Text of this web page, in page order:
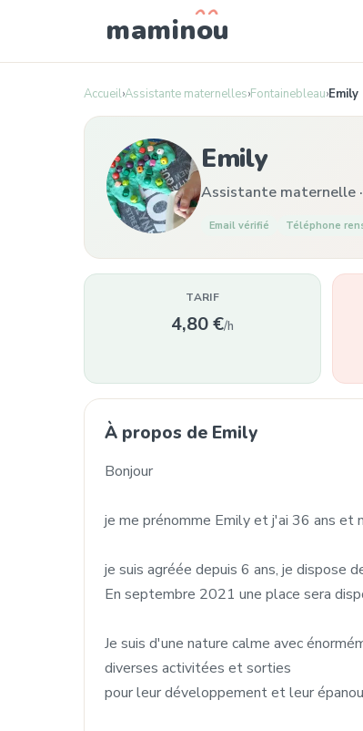
maminou
Accueil›Assistante maternelles›Fontainebleau›Emily
Emily
Assistante maternelle ·
Email vérifié Téléphone
TARIF
4,80 €/h
À propos de Emily
Bonjour
je me prénomme Emily et j'ai 36 ans et
je suis agréée depuis 6 ans, je dispose
En septembre 2021 une place sera
Je suis d'une nature calme avec
diverses activitées et sorties
pour leur développement et leur